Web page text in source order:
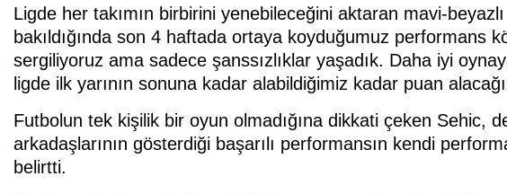
Ligde her takımın birbirini yenebileceğini aktaran mavi-
bakıldığında son 4 haftada ortaya koyduğumuz performans
sergiliyoruz ama sadece şanssızlıklar yaşadık. Daha iyi
ligde ilk yarının sonuna kadar alabildiğimiz kadar puan
Futbolun tek kişilik bir oyun olmadığına dikkati çeken Sehic,
arkadaşlarının gösterdiği başarılı performansın kendi
belirtti.